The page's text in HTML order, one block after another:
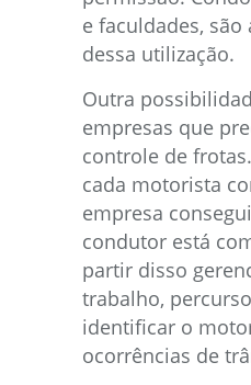
e faculdades,
dessa utilização.
Outra
empresas que
controle de
cada motorista
empresa
condutor está
partir disso
trabalho,
identificar o
ocorrências de